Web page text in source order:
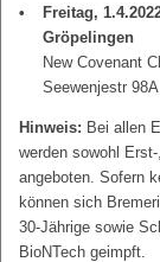
Freitag,
Gröpelingen
New Covenant
Seewenjestr 98A
Hinweis: Bei allen
werden sowohl
angeboten. Sofern
können sich
30-Jährige sowie
BioNTech geimpft.